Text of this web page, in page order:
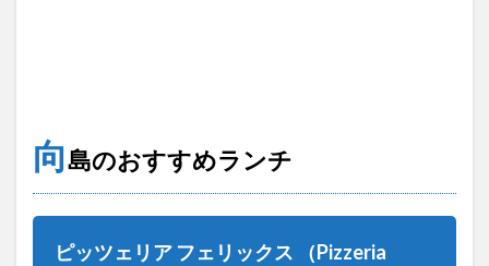
向島のおすすめランチ
ピッツェリア フェリックス （Pizzeria